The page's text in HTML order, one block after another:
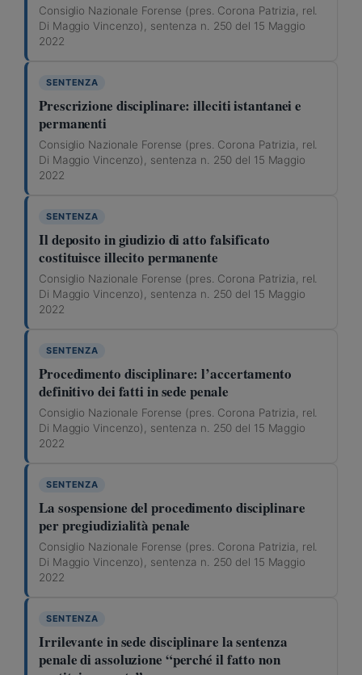
Consiglio Nazionale Forense (pres. Corona Patrizia, rel.
Di Maggio Vincenzo), sentenza n. 250 del 15 Maggio
2022
SENTENZA
Prescrizione disciplinare: illeciti istantanei e
permanenti
Consiglio Nazionale Forense (pres. Corona Patrizia, rel.
Di Maggio Vincenzo), sentenza n. 250 del 15 Maggio
2022
SENTENZA
Il deposito in giudizio di atto falsificato
costituisce illecito permanente
Consiglio Nazionale Forense (pres. Corona Patrizia, rel.
Di Maggio Vincenzo), sentenza n. 250 del 15 Maggio
2022
SENTENZA
Procedimento disciplinare: l’accertamento
definitivo dei fatti in sede penale
Consiglio Nazionale Forense (pres. Corona Patrizia, rel.
Di Maggio Vincenzo), sentenza n. 250 del 15 Maggio
2022
SENTENZA
La sospensione del procedimento disciplinare
per pregiudizialità penale
Consiglio Nazionale Forense (pres. Corona Patrizia, rel.
Di Maggio Vincenzo), sentenza n. 250 del 15 Maggio
2022
SENTENZA
Irrilevante in sede disciplinare la sentenza
penale di assoluzione “perché il fatto non